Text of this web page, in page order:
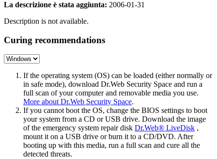
La descrizione è stata aggiunta: 2006-01-31
Description is not available.
Curing recommendations
If the operating system (OS) can be loaded (either normally or
in safe mode), download Dr.Web Security Space and run a
full scan of your computer and removable media you use.
More about Dr.Web Security Space.
If you cannot boot the OS, change the BIOS settings to boot
your system from a CD or USB drive. Download the image
of the emergency system repair disk Dr.Web® LiveDisk ,
mount it on a USB drive or burn it to a CD/DVD. After
booting up with this media, run a full scan and cure all the
detected threats.